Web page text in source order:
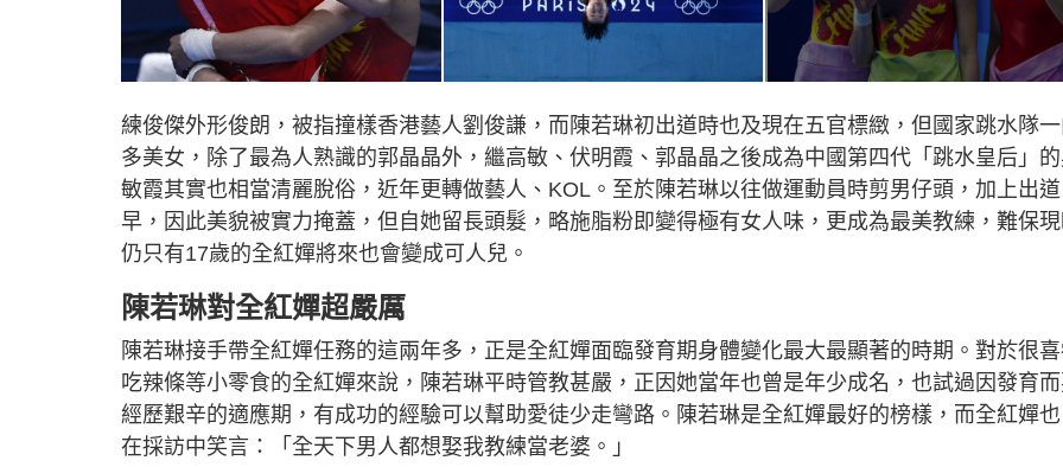
練俊傑外形俊朗，被指撞樣香港藝人劉俊謙，而陳若琳初出道時也及現在五官標緻，但國家跳水隊
多美女，除了最為人熟識的郭晶晶外，繼高敏、伏明霞、郭晶晶之後成為中國第四代「跳水皇后」
敏霞其實也相當清麗脫俗，近年更轉做藝人、KOL。至於陳若琳以往做運動員時剪男仔頭，加上出道
早，因此美貌被實力掩蓋，但自她留長頭髮，略施脂粉即變得極有女人味，更成為最美教練，難保
仍只有17歲的全紅嬋將來也會變成可人兒。
陳若琳對全紅嬋超嚴厲
陳若琳接手帶全紅嬋任務的這兩年多，正是全紅嬋面臨發育期身體變化最大最顯著的時期。對於很
吃辣條等小零食的全紅嬋來說，陳若琳平時管教甚嚴，正因她當年也曾是年少成名，也試過因發育
經歷艱辛的適應期，有成功的經驗可以幫助愛徒少走彎路。陳若琳是全紅嬋最好的榜樣，而全紅嬋
在採訪中笑言：「全天下男人都想娶我教練當老婆。」